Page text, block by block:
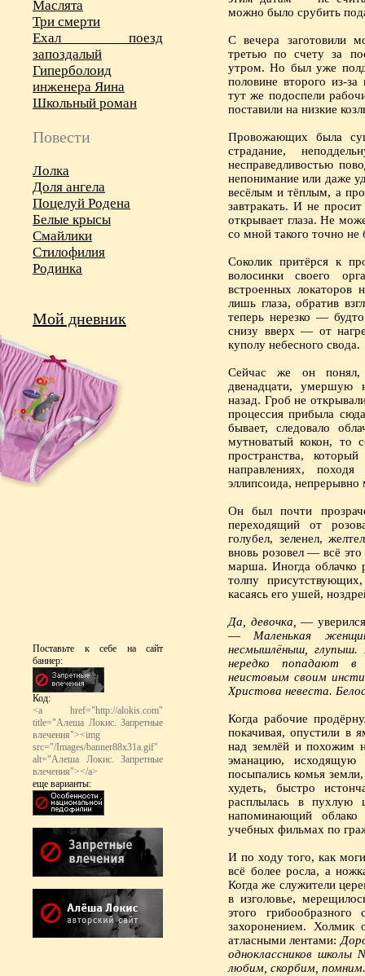
Маслята
Три смерти
Ехал поезд
запоздалый
Гиперболоид
инженера Яина
Школьный роман
Повести
Лолка
Доля ангела
Поцелуй Родена
Белые крысы
Смайлики
Стилофилия
Родинка
Мой дневник
Поставьте к себе на сайт
баннер:
Код:
<a href="http://alokis.com"
title="Алеша Локис. Запретные
влечения"><img
src="/Images/banner88x31a.gif"
alt="Алеша Локис. Запретные
влечения"></a>
еще варианты:
можно было срубить
С вечера заготовили
третью по счету за
утром. Но был уже
половине второго из-
тут же подоспели
поставили на низкие
Провожающих была
страдание,
несправедливостью
непонимание или даже
весёлым и тёплым, а
завтракать. И не
открывает глаза. Не
со мной такого точно
Соколик притёрся к
волосинки своего
встроенных локаторов
лишь глаза, обратив
теперь нерезко —
снизу вверх — от
куполу небесного свода.
Сейчас же он понял,
двенадцати, умершую
назад. Гроб не
процессия прибыла
бывает, следовало
мутноватый кокон, то
пространства,
направлениях,
эллипсоида,
Он был почти
переходящий от
голубел, зеленел,
вновь розовел — всё
марша. Иногда облачко
толпу
касаясь его ушей,
Да, девочка,
—
— Маленькая
несмышлёныш, глупыш.
нередко попадают в
неистовым своим
Христова невеста.
Когда рабочие
покачивая, опустили в
над землёй и похожим
эманацию,
посыпались комья
худеть, быстро
расплылась в пухлую
напоминающий
учебных фильмах по
И по ходу того, как
всё более росла, а
Когда же служители
в изголовье,
этого
захоронением.
атласными лентами:
одноклассников
любим, скорбим, помним.